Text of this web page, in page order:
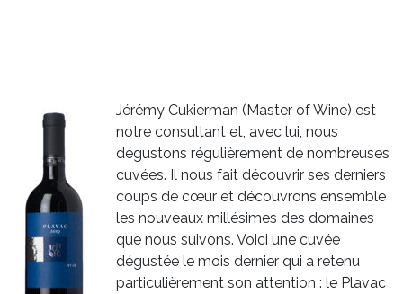
Jérémy Cukierman (Master of Wine) est
notre consultant et, avec lui, nous
dégustons régulièrement de nombreuses
cuvées. Il nous fait découvrir ses derniers
coups de cœur et découvrons ensemble
les nouveaux millésimes des domaines
que nous suivons. Voici une cuvée
dégustée le mois dernier qui a retenu
particulièrement son attention : le Plavac